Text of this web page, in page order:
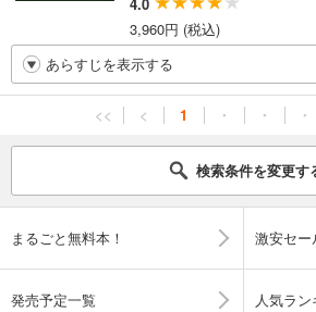
3,960円 (税込)
あらすじを表示する
<< < 1 ・ ・ ・
検索条件を変更す
まるごと無料本！ 激安セー
発売予定一覧 人気ラ